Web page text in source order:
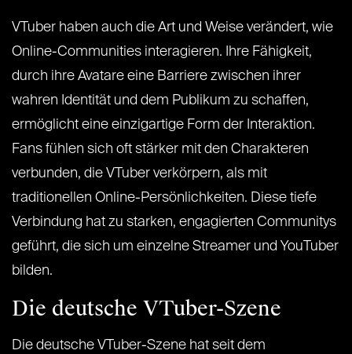
VTuber haben auch die Art und Weise verändert, wie
Online-Communities interagieren. Ihre Fähigkeit,
durch ihre Avatare eine Barriere zwischen ihrer
wahren Identität und dem Publikum zu schaffen,
ermöglicht eine einzigartige Form der Interaktion.
Fans fühlen sich oft stärker mit den Charakteren
verbunden, die VTuber verkörpern, als mit
traditionellen Online-Persönlichkeiten. Diese tiefe
Verbindung hat zu starken, engagierten Communitys
geführt, die sich um einzelne Streamer und YouTuber
bilden.
Die deutsche VTuber-Szene
Die deutsche VTuber-Szene hat seit dem